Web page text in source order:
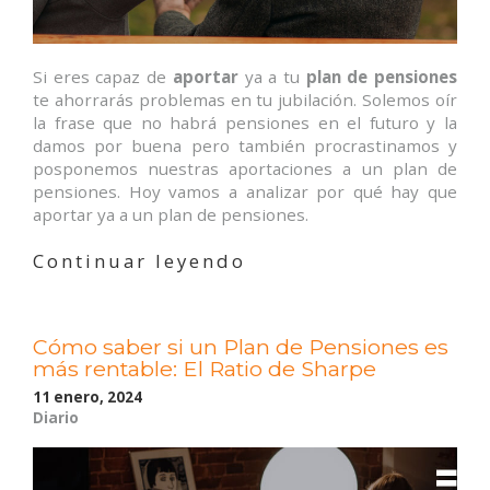
Si eres capaz de aportarya a tu plan de pensiones
te ahorrarás problemas en tu jubilación. Solemos oír
la frase que no habrá pensiones en el futuro y la
damos por buena pero también procrastinamos y
posponemos nuestras aportaciones a un plan de
pensiones. Hoy vamos a analizar por qué hay que
aportar ya a un plan de pensiones.
Continuar leyendo
plan
de
evitará
problemas
Cómo saber si un Plan de Pensiones es
más rentable: El Ratio de Sharpe
11 enero, 2024
Diario